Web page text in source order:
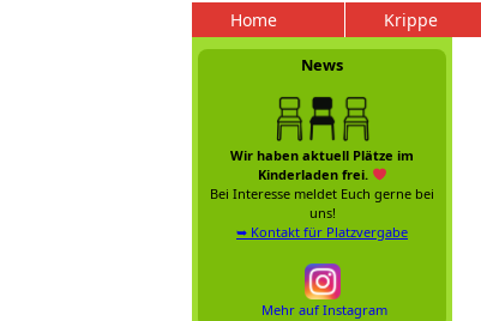
Home Krippe
News
Wir haben aktuell Plätze im
Kinderladen frei.
Bei Interesse meldet Euch gerne bei
uns!
➥ Kontakt für Platzvergabe
Mehr auf Instagram